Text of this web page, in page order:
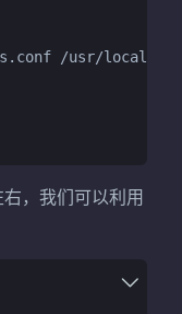
/usr/local/
，我们可以利用